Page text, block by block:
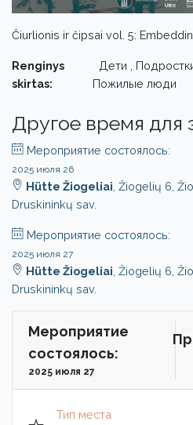
Čiurlionis ir čipsai vol. 5:
Renginys
skirtas:
Дети ,
Пожилые люди
Другое время для
Мероприятие состоялось:
2025 июля 26
Hütte Žiogeliai , Žiogelių 6,
Druskininkų sav.
Мероприятие состоялось:
2025 июля 27
Hütte Žiogeliai , Žiogelių 6,
Druskininkų sav.
Мероприятие
состоялось:
2025 июля 27
Тип места